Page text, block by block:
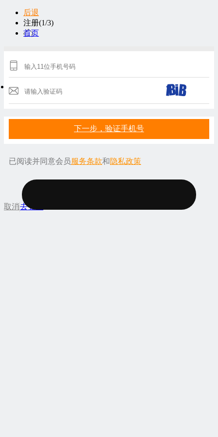
后退
注册(1/3)
首页
下一步，验证手机号
已阅读并同意会员 服务条款和隐私政策
取消去登录
服务
条款
隐私政策